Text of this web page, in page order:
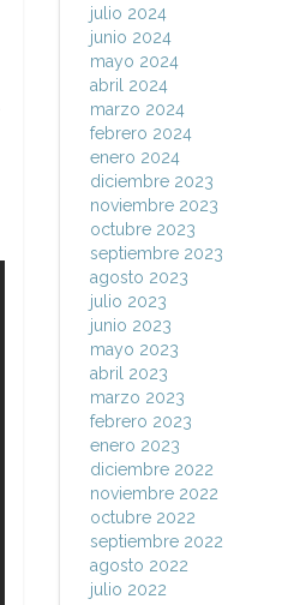
julio 2024
junio 2024
mayo 2024
abril 2024
marzo 2024
febrero 2024
enero 2024
diciembre 2023
noviembre 2023
octubre 2023
septiembre 2023
agosto 2023
julio 2023
junio 2023
mayo 2023
abril 2023
marzo 2023
febrero 2023
enero 2023
diciembre 2022
noviembre 2022
octubre 2022
septiembre 2022
agosto 2022
julio 2022